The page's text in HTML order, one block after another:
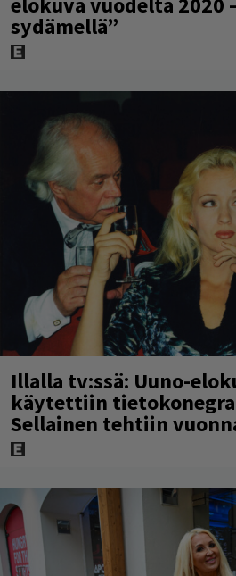
sydämellä”
Illalla tv:ssä: Uuno-
käytettiin
Sellainen tehtiin